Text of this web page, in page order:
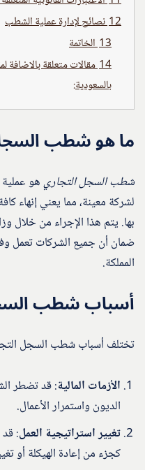
12نصائح لإدارة عملية الشطب
13الخاتمة
14مقالات متعلقة
بالسعودية:
ما هو شطب
شطب السجل التجاريهو
لشركة معينة، مما يعني إنهاء
بها. يتم هذا الإجراء من خلال
ضمان أن جميع الشركات تعمل
المملكة.
أسباب شطب
تختلف أسباب شطب السجل
الأزمات المالية: قد تضطر
الديون واستمرار الأعمال.
تغيير استراتيجية العمل:
كجزء من إعادة الهيكلة أو